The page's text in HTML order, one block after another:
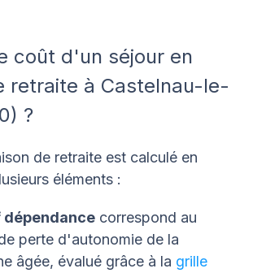
coût d'un séjour en
retraite à Castelnau-le-
?
de retraite est calculé en
éléments :
dépendance correspond au
perte d'autonomie de la
âgée, évalué grâce à la grille